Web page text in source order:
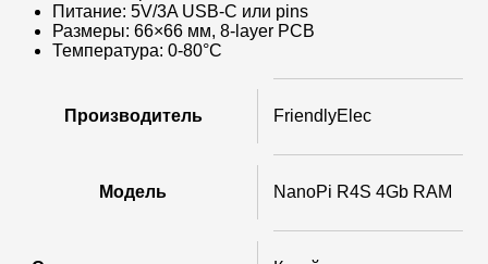
Питание: 5V/3A USB-C или pins
Размеры: 66×66 мм, 8-layer PCB
Температура: 0-80°C
Производитель FriendlyElec
Модель NanoPi R4S 4Gb RAM